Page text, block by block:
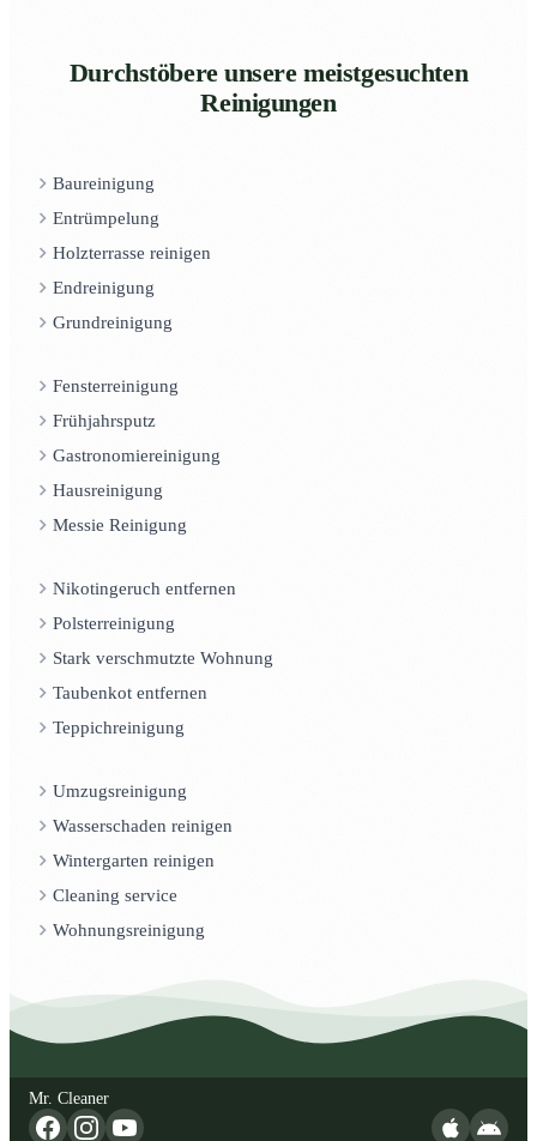
Durchstöbere unsere meistgesuchten
Reinigungen
Baureinigung
Entrümpelung
Holzterrasse reinigen
Endreinigung
Grundreinigung
Fensterreinigung
Frühjahrsputz
Gastronomiereinigung
Hausreinigung
Messie Reinigung
Nikotingeruch entfernen
Polsterreinigung
Stark verschmutzte Wohnung
Taubenkot entfernen
Teppichreinigung
Umzugsreinigung
Wasserschaden reinigen
Wintergarten reinigen
Cleaning service
Wohnungsreinigung
Mr. Cleaner